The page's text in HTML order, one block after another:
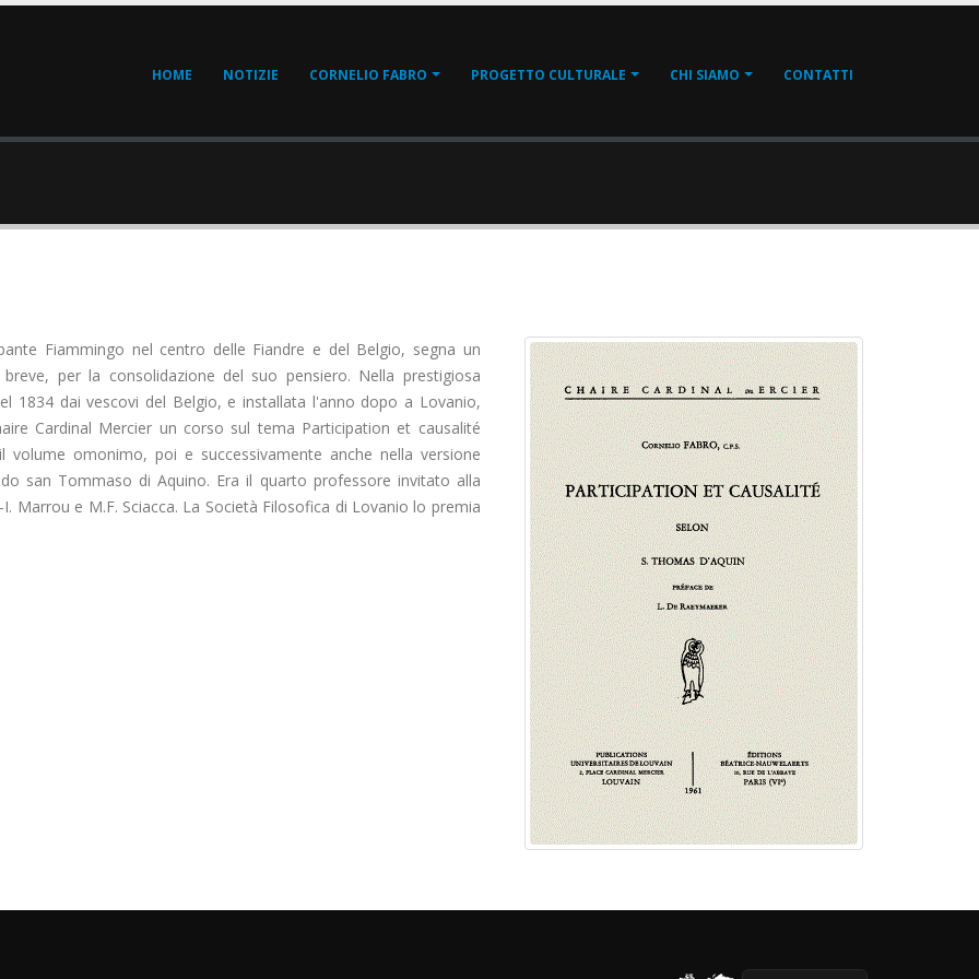
Main
-
HOME NOTIZIE CORNELIO FABRO PROGETTO CULTURALE CHI SIAMO CONTATTI
Fiammingo nel centro delle Fiandre e del Belgio, segna un
per la consolidazione del suo pensiero. Nella prestigiosa
1834 dai vescovi del Belgio, e installata l'anno dopo a Lovanio,
Cardinal Mercier un corso sul tema Participation et causalité
omonimo, poi e successivamente anche nella versione
san Tommaso di Aquino. Era il quarto professore invitato alla
Marrou e M.F. Sciacca. La Società Filosofica di Lovanio lo premia